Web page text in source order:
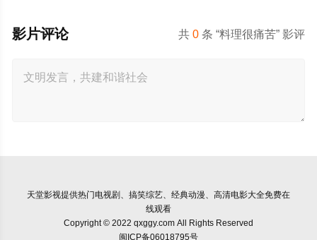
共0 条 “料理很痛苦” 影评
影片评论
天堂影视提供热门电视剧、搞笑综艺、经典动漫、高清电影大全免费在
线观看
Copyright © 2022 qxggy.com All Rights Reserved
闽ICP备06018795号